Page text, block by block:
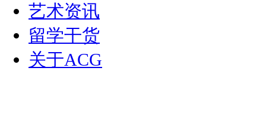
艺术资讯
留学干货
关于ACG